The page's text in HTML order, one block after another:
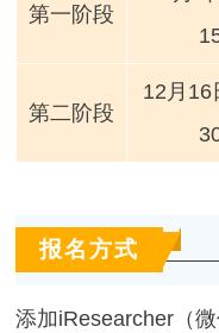
第一阶段
第二阶段
12月
报名方式
添加iResearcher（